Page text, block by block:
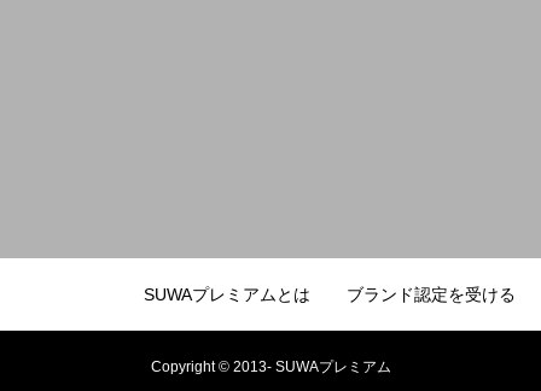
SUWAプレミアムとは ブランド認定を受ける
Copyright © 2013- SUWAプレミアム